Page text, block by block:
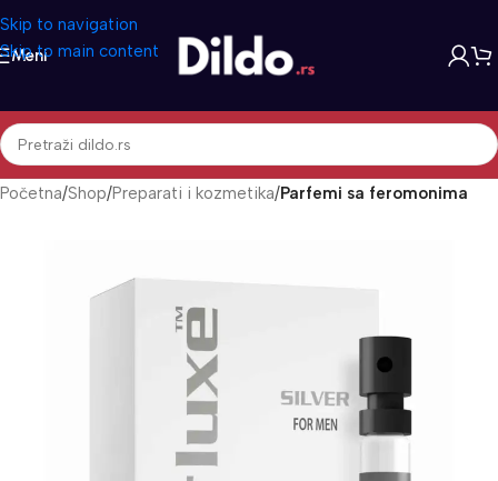
Skip to navigation
Skip to main content
Meni
Početna Shop Preparati i kozmetika Parfemi sa feromonima